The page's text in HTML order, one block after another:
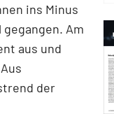
ins Minus
Am
aus und
der